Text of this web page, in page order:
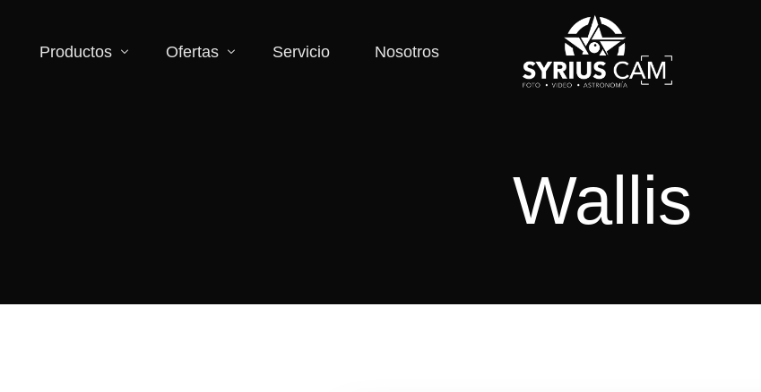
Productos Ofertas Servicio Nosotros
Wallis